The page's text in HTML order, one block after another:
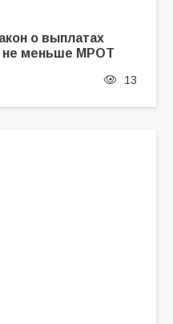
о выплатах
не меньше МРОТ
13